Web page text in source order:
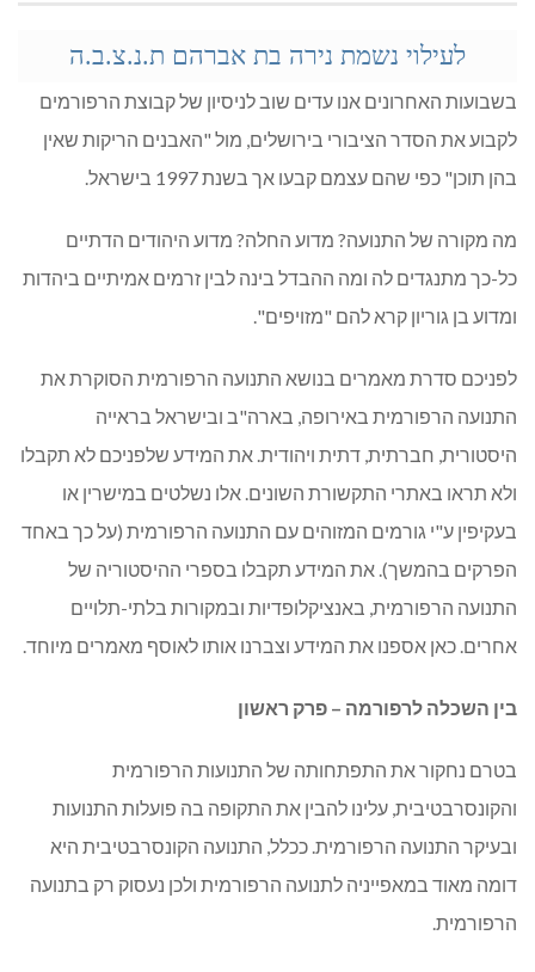
לעילוי נשמת נירה בת אברהם ת.נ.צ.ב.ה
בשבועות האחרונים אנו עדים שוב לניסיון של קבוצת הרפורמים
לקבוע את הסדר הציבורי בירושלים, מול "האבנים הריקות שאין
בהן תוכן" כפי שהם עצמם קבעו אך בשנת 1997 בישראל.
מה מקורה של התנועה? מדוע החלה? מדוע היהודים הדתיים
כל-כך מתנגדים לה ומה ההבדל בינה לבין זרמים אמיתיים ביהדות
ומדוע בן גוריון קרא להם "מזויפים".
לפניכם סדרת מאמרים בנושא התנועה הרפורמית הסוקרת את
התנועה הרפורמית באירופה, בארה"ב ובישראל בראייה
היסטורית, חברתית, דתית ויהודית. את המידע שלפניכם לא תקבלו
ולא תראו באתרי התקשורת השונים. אלו נשלטים במישרין או
בעקיפין ע"י גורמים המזוהים עם התנועה הרפורמית (על כך באחד
הפרקים בהמשך). את המידע תקבלו בספרי ההיסטוריה של
התנועה הרפורמית, באנציקלופדיות ובמקורות בלתי-תלויים
אחרים. כאן אספנו את המידע וצברנו אותו לאוסף מאמרים מיוחד.
בין השכלה לרפורמה – פרק ראשון
בטרם נחקור את התפתחותה של התנועות הרפורמית
והקונסרבטיבית, עלינו להבין את התקופה בה פועלות התנועות
ובעיקר התנועה הרפורמית. ככלל, התנועה הקונסרבטיבית היא
דומה מאוד במאפייניה לתנועה הרפורמית ולכן נעסוק רק בתנועה
הרפורמית.